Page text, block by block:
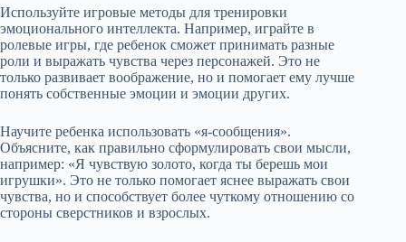
Используйте игровые методы для тренировки
эмоционального интеллекта. Например, играйте в
ролевые игры, где ребенок сможет принимать разные
роли и выражать чувства через персонажей. Это не
только развивает воображение, но и помогает ему лучше
понять собственные эмоции и эмоции других.
Научите ребенка использовать «я-сообщения».
Объясните, как правильно сформулировать свои мысли,
например: «Я чувствую золото, когда ты берешь мои
игрушки». Это не только помогает яснее выражать свои
чувства, но и способствует более чуткому отношению со
стороны сверстников и взрослых.